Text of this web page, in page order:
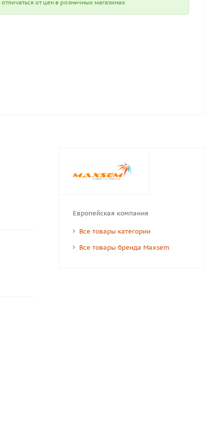
отличаться от цен в розничных магазинах
Европейская компания
Все товары категории
Все товары бренда Maxsem